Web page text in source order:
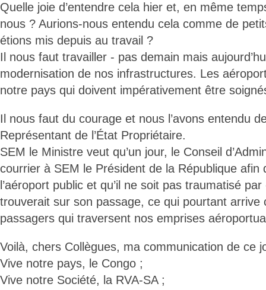
Quelle joie d’entendre cela hier et, en même
nous ? Aurions-nous entendu cela comme de
étions mis depuis au travail ?
Il nous faut travailler - pas demain mais
modernisation de nos infrastructures. Les
notre pays qui doivent impérativement être
Il nous faut du courage et nous l’avons entendu
Représentant de l’État Propriétaire.
SEM le Ministre veut qu’un jour, le Conseil
courrier à SEM le Président de la République afin
l’aéroport public et qu’il ne soit pas traumatisé
trouverait sur son passage, ce qui pourtant arrive
passagers qui traversent nos emprises
Voilà, chers Collègues, ma communication de ce
Vive notre pays, le Congo ;
Vive notre Société, la RVA-SA ;